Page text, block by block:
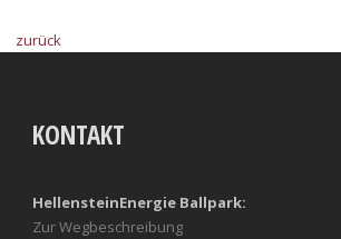
zurück
KONTAKT
HellensteinEnergie Ballpark:
Zur Wegbeschreibung